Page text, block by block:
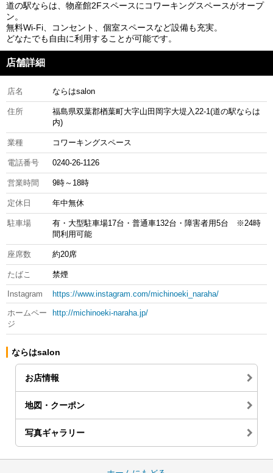
道の駅ならは、物産館2Fスペースにコワーキングスペースがオープ
ン。
無料Wi-Fi、コンセント、個室スペースなど設備も充実。
どなたでも自由に利用することが可能です。
店舗詳細
店名 ならはsalon
住所
福島県双葉郡楢葉町大字山田岡字大堤入22-1(道の駅ならは
内)
業種 コワーキングスペース
電話番号 0240-26-1126
営業時間 9時～18時
定休日 年中無休
駐車場
有・大型駐車場17台・普通車132台・障害者用5台 ※24時
間利用可能
座席数 約20席
たばこ 禁煙
Instagram https://www.instagram.com/michinoeki_naraha/
ホームペー
ジ
http://michinoeki-naraha.jp/
ならはsalon
お店情報
地図・クーポン
写真ギャラリー